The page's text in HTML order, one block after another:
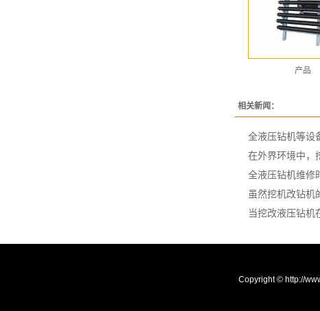
产品
相关新闻：
全液压钻机等设
在外界环境中，
全液压钻机维修
虽然挖机改钻机
当挖改液压钻机
Copyright © http://